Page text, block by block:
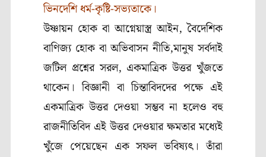
ভিনদেশি ধর্ম-কৃষ্টি-সভ্যতাকে।
উষ্ণায়ন হোক বা আগ্নেয়াস্ত্র আইন, বৈদেশিক
বাণিজ্য হোক বা অভিবাসন নীতি,মানুষ সর্বদাই
জটিল প্রশ্নের সরল, একমাত্রিক উত্তর খুঁজতে
থাকেন। বিজ্ঞানী বা চিন্তাবিদদের পক্ষে এই
একমাত্রিক উত্তর দেওয়া সম্ভব না হলেও বহু
রাজনীতিবিদ এই উত্তর দেওয়ার ক্ষমতার মধ্যেই
খুঁজে পেয়েছেন এক সফল ভবিষ্যৎ। তাঁরা